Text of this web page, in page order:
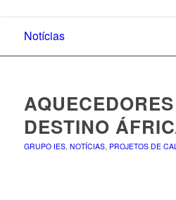
Notícias
DESTINO
GRUPO IES, NOTÍCIAS, PROJETOS DE